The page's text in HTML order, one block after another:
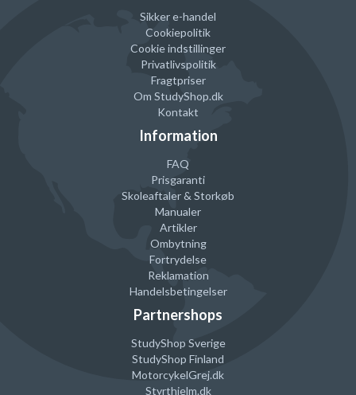
Sikker e-handel
Cookiepolitik
Cookie indstillinger
Privatlivspolitik
Fragtpriser
Om StudyShop.dk
Kontakt
Information
FAQ
Prisgaranti
Skoleaftaler & Storkøb
Manualer
Artikler
Ombytning
Fortrydelse
Reklamation
Handelsbetingelser
Partnershops
StudyShop Sverige
StudyShop Finland
MotorcykelGrej.dk
Styrthjelm.dk